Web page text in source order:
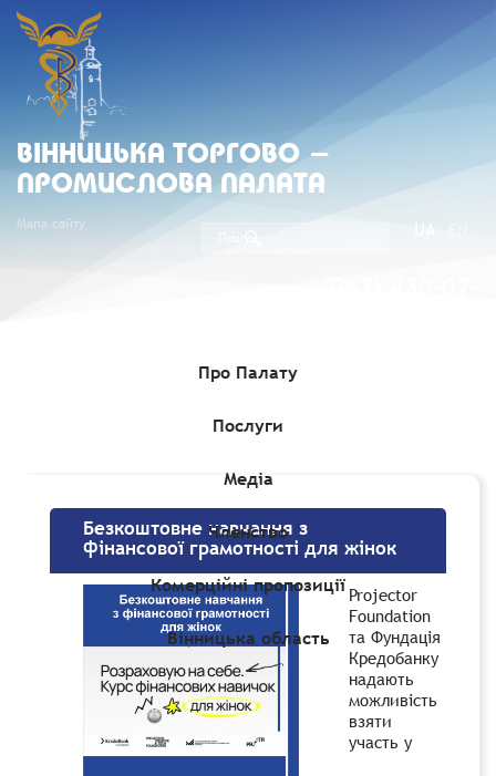
ВIННИЦЬКА ТОРГОВО -
ПРОМИСЛОВА ПАЛАТА
Мапа сайту
Про Палату
Послуги
Медіа
Членство
Комерційні пропозиції
Вінницька область
Гранти, Проєкти, Програми для бізнесу
Безкоштовне навчання з
фінансової грамотності для жінок
Projector
Foundation
та Фундація
Кредобанку
надають
можливість
взяти
участь у